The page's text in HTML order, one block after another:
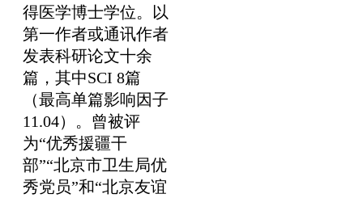
得医学博士学位。以
第一作者或通讯作者
发表科研论文十余
篇，其中SCI 8篇
（最高单篇影响因子
11.04）。曾被评
为“优秀援疆干
部”“北京市卫生局优
秀党员”和“北京友谊